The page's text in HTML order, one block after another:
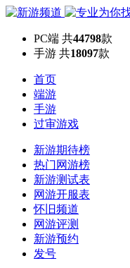
PC端 共44798款
手游 共18097款
首页
端游
手游
过审游戏
新游期待榜
热门网游榜
新游测试表
网游开服表
怀旧频道
网游评测
新游预约
发号